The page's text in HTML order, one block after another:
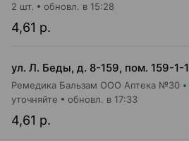
4,61 р.
2 шт. обновл. в 15:28
ул. Л. Беды, д. 8-159, пом. 159-1-1
Ремедика Бальзам ООО Аптека №30
4,61 р.
уточняйте обновл. в 17:33